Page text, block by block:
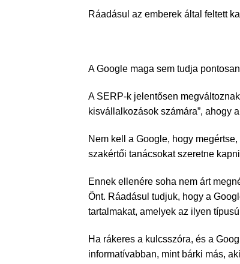
Ráadásul az emberek által feltett
A Google maga sem tudja
A SERP-k jelentősen
kisvállalkozások számára”, ahogy
Nem kell a Google, hogy
szakértői tanácsokat szeretne
Ennek ellenére soha nem árt
Önt. Ráadásul tudjuk, hogy a
tartalmakat, amelyek az ilyen
Ha rákeres a kulcsszóra, és a
informatívabban, mint bárki más,